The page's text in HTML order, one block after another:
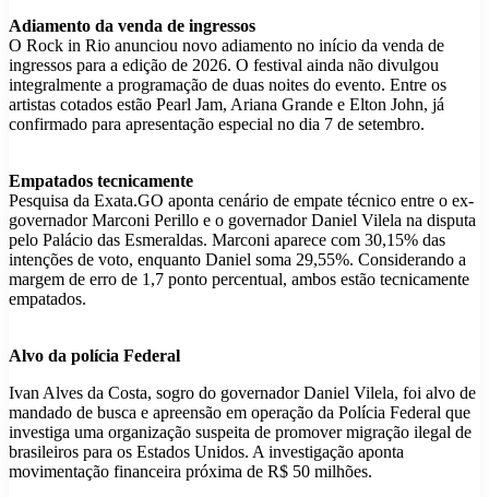
Adiamento da venda de ingressos
O Rock in Rio anunciou novo adiamento no início da venda de
ingressos para a edição de 2026. O festival ainda não divulgou
integralmente a programação de duas noites do evento. Entre os
artistas cotados estão Pearl Jam, Ariana Grande e Elton John, já
confirmado para apresentação especial no dia 7 de setembro.
Empatados tecnicamente
Pesquisa da Exata.GO aponta cenário de empate técnico entre o ex-
governador Marconi Perillo e o governador Daniel Vilela na disputa
pelo Palácio das Esmeraldas. Marconi aparece com 30,15% das
intenções de voto, enquanto Daniel soma 29,55%. Considerando a
margem de erro de 1,7 ponto percentual, ambos estão tecnicamente
empatados.
Alvo da polícia Federal
Ivan Alves da Costa, sogro do governador Daniel Vilela, foi alvo de
mandado de busca e apreensão em operação da Polícia Federal que
investiga uma organização suspeita de promover migração ilegal de
brasileiros para os Estados Unidos. A investigação aponta
movimentação financeira próxima de R$ 50 milhões.